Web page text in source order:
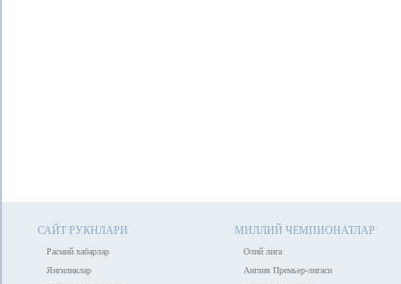
САЙТ РУКНЛАРИ
Расмий хабарлар
Янгиликлар
МИЛЛИЙ ЧЕМПИОНАТЛАР
Олий лига
Англия Премьер-лигаси